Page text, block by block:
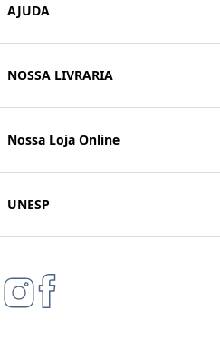
AJUDA
NOSSA LIVRARIA
Nossa Loja Online
UNESP